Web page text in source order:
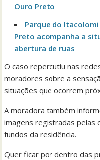
Ouro Preto
Parque do
Preto acompanha a
abertura de ruas
O caso repercutiu nas
moradores sobre a
situações que ocorrem
A moradora também
imagens registradas pelas
fundos da residência.
Quer ficar por dentro das